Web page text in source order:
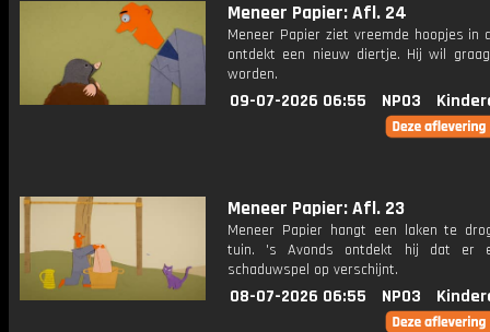
Meneer Papier: Afl. 24
Meneer Papier ziet vreemde hoopjes in
ontdekt een nieuw diertje. Hij wil
worden.
09-07-2026 06:55 NPO3
Meneer Papier: Afl. 23
Meneer Papier hangt een laken te
tuin. 's Avonds ontdekt hij dat er
schaduwspel op verschijnt.
08-07-2026 06:55 NPO3